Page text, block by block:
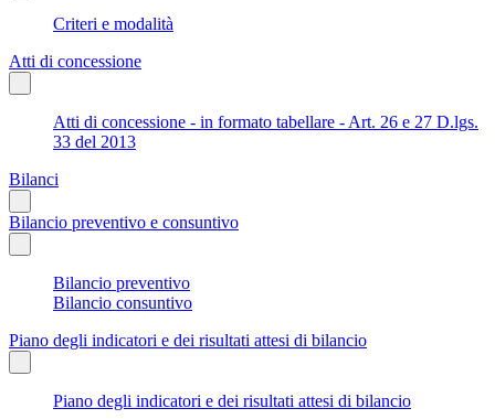
Criteri e modalità
Atti di concessione
Atti di concessione - in formato tabellare - Art. 26 e 27 D.lgs.
33 del 2013
Bilanci
Bilancio preventivo e consuntivo
Bilancio preventivo
Bilancio consuntivo
Piano degli indicatori e dei risultati attesi di bilancio
Piano degli indicatori e dei risultati attesi di bilancio